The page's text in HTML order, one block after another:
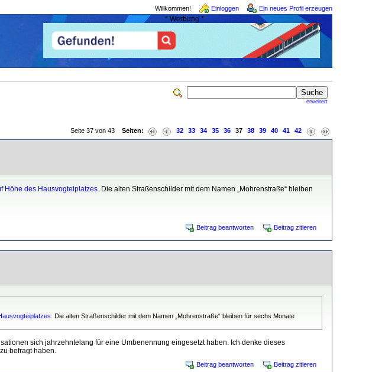
Willkommen! Einloggen Ein neues Profil erzeugen
* Werbung *
erweitert
Seite 37 von 43 Seiten: 32 33 34 35 36 37 38 39 40 41 42
Höhe des Hausvogteiplatzes. Die alten Straßenschilder mit dem Namen „Mohrenstraße“ bleiben
Beitrag beantworten Beitrag zitieren
Die alten Straßenschilder mit dem Namen „Mohrenstraße“ bleiben für sechs Monate
sich jahrzehntelang für eine Umbenennung eingesetzt haben. Ich denke dieses
befragt haben.
Beitrag beantworten Beitrag zitieren